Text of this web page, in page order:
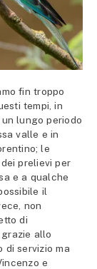
fin troppo
tempi, in
lungo periodo
valle e in
le
prelievi per
e a qualche
il
non
di
allo
di servizio ma
e